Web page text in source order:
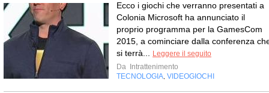
Ecco i giochi che verranno presentati a
Colonia Microsoft ha annunciato il
proprio programma per la GamesCom
2015, a cominciare dalla conferenza
si terrà...
Leggere il seguito
Da
Intrattenimento
TECNOLOGIA VIDEOGIOCHI